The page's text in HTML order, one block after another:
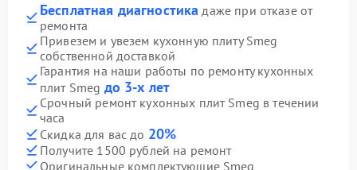
Бесплатная диагностика даже при отказе от
ремонта
Привезем и увезем кухонную плиту Smeg
собственной доставкой
Гарантия на наши работы по ремонту кухонных
плит Smeg до 3-х лет
Срочный ремонт кухонных плит Smeg в течении
часа
Скидка для вас до 20%
Получите 1500 рублей на ремонт
Оригинальные комплектующие Smeg